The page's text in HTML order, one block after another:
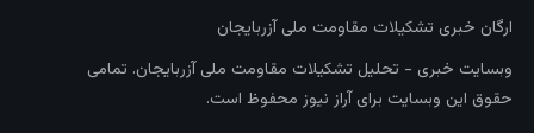
ارگان خبری تشکیلات مقاومت ملی آزربایجان
وبسایت خبری - تحلیل تشکیلات مقاومت ملی آزربایجان. تمامی
حقوق این وبسایت برای آراز نیوز محفوظ است.